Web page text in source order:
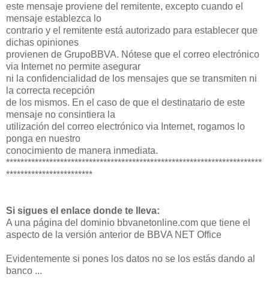
este mensaje proviene del remitente, excepto cuando el
mensaje establezca lo
contrario y el remitente está autorizado para establecer que
dichas opiniones
provienen de GrupoBBVA. Nótese que el correo electrónico
via Internet no permite asegurar
ni la confidencialidad de los mensajes que se transmiten ni
la correcta recepción
de los mismos. En el caso de que el destinatario de este
mensaje no consintiera la
utilización del correo electrónico via Internet, rogamos lo
ponga en nuestro
conocimiento de manera inmediata.
***********************************************************************
************************
Si sigues el enlace donde te lleva:
A una página del dominio bbvanetonline.com que tiene el
aspecto de la versión anterior de BBVA NET Office
Evidentemente si pones los datos no se los estás dando al
banco ...